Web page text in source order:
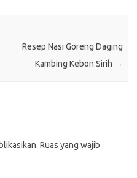
Resep Nasi Goreng Daging
Kambing Kebon Sirih →
Ruas yang wajib